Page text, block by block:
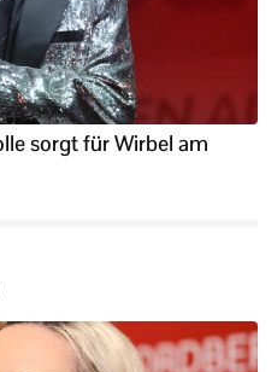
sorgt für Wirbel am